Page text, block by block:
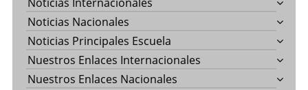
Noticias Nacionales
Noticias Principales Escuela
Nuestros Enlaces Internacionales
Nuestros Enlaces Nacionales